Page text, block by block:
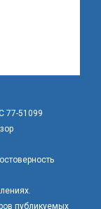
77-51099
публикуемых